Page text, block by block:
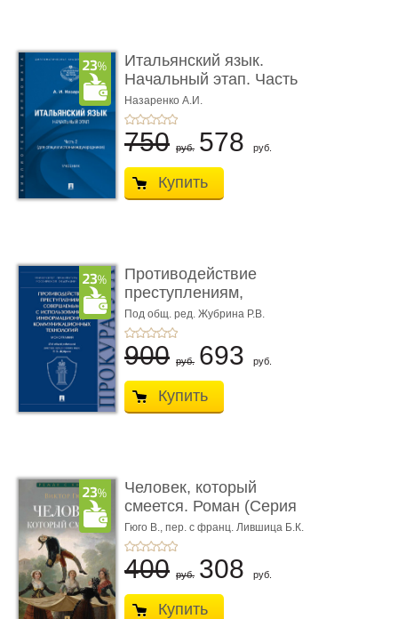
Итальянский язык.
Начальный этап. Часть
2. Учеб� ...
Назаренко А.И.
750 руб. 578 руб.
Купить
Противодействие
преступлениям,
совершаемым с ...
Под общ. ред. Жубрина Р.В.
900 руб. 693 руб.
Купить
Человек, который
смеется. Роман (Серия
«Роман с ...
Гюго В., пер. с франц. Лившица Б.К.
400 руб. 308 руб.
Купить